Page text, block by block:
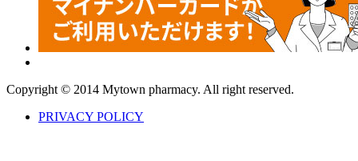
Copyright © 2014 Mytown pharmacy. All right reserved.
PRIVACY POLICY